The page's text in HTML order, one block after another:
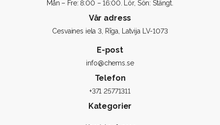
Mån – Fre: 8:00 – 16:00. Lör, Sön: Stängt.
Vår adress
Cesvaines iela 3, Rīga, Latvija LV-1073
E-post
info@chems.se
Telefon
+371 25771311
Kategorier